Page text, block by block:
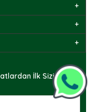
İlk Sizin